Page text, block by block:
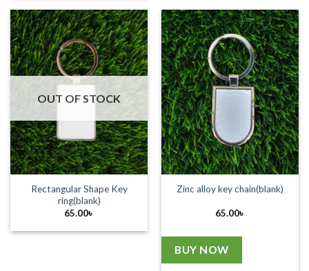
OUT OF STOCK
Rectangular Shape Key
ring(blank)
65.00৳
Zinc alloy key chain(blank)
65.00৳
BUY NOW